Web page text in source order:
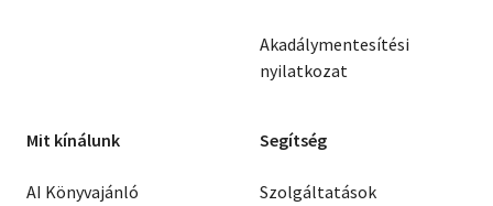
Akadálymentesítési
nyilatkozat
Mit kínálunk
AI Könyvajánló
Segítség
Szolgáltatások